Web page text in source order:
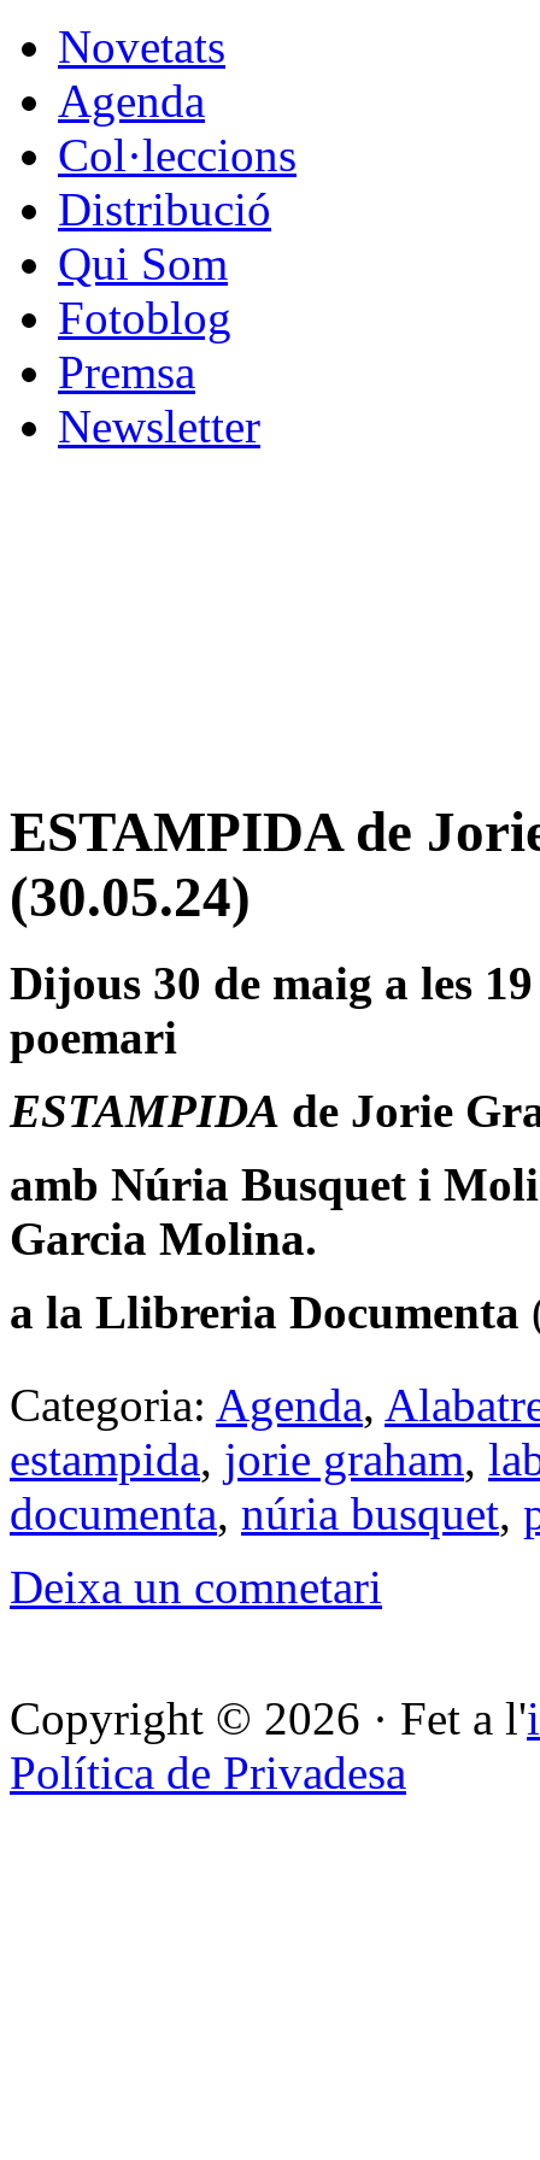
Novetats
Agenda
Col·leccions
Distribució
Qui Som
Fotoblog
Premsa
Newsletter
ESTAMPIDA de
(30.05.24)
Dijous 30 de maig a les
poemari
ESTAMPIDA de Jorie
amb Núria Busquet i
Garcia Molina.
a la Llibreria Documenta
Categoria: Agenda,
estampida, jorie graham,
documenta, núria busquet,
Deixa un comnetari
Copyright © 2026 · Fet a l'
Política de Privadesa